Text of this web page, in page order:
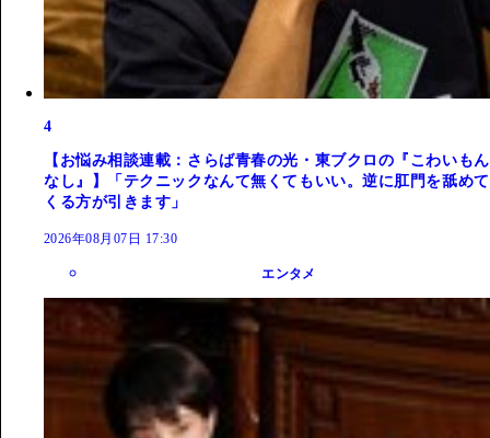
4
【お悩み相談連載：さらば青春の光・東ブクロの『こわいもん
なし』】「テクニックなんて無くてもいい。逆に肛門を舐めて
くる方が引きます」
2026年08月07日 17:30
エンタメ